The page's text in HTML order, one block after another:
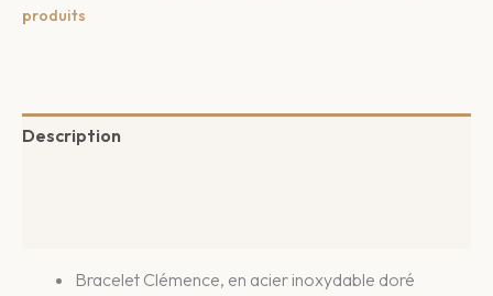
produits
Description
Bracelet Clémence, en acier inoxydable doré